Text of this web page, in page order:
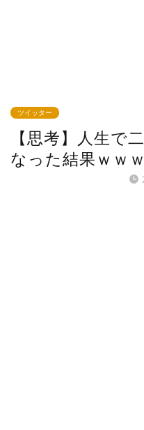
ツイッター
【思考】人生で
なった結果ｗｗｗ